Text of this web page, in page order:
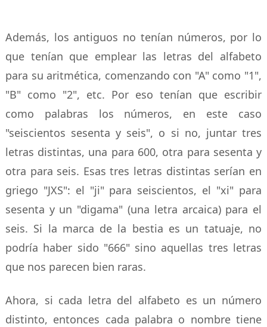
Además, los antiguos no tenían números, por lo
que tenían que emplear las letras del alfabeto
para su aritmética, comenzando con "A" como "1",
"B" como "2", etc. Por eso tenían que escribir
como palabras los números, en este caso
"seiscientos sesenta y seis", o si no, juntar tres
letras distintas, una para 600, otra para sesenta y
otra para seis. Esas tres letras distintas serían en
griego "JXS": el "ji" para seiscientos, el "xi" para
sesenta y un "digama" (una letra arcaica) para el
seis. Si la marca de la bestia es un tatuaje, no
podría haber sido "666" sino aquellas tres letras
que nos parecen bien raras.
Ahora, si cada letra del alfabeto es un número
distinto, entonces cada palabra o nombre tiene